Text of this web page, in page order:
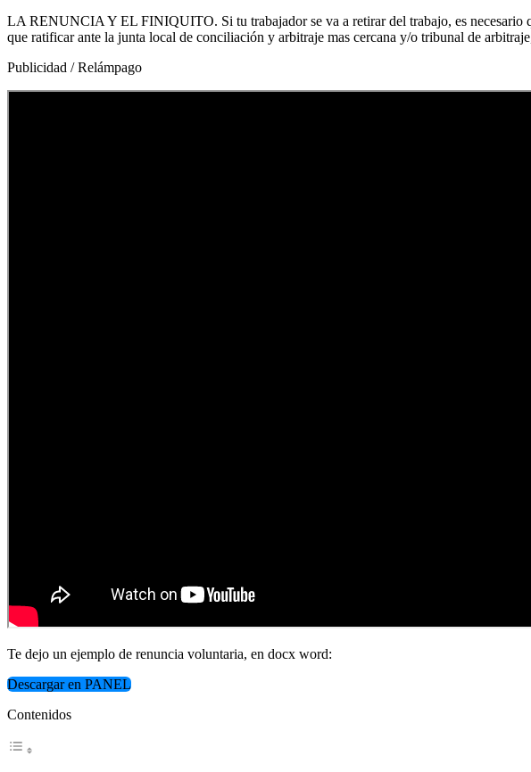
LA RENUNCIA Y EL FINIQUITO. Si tu trabajador se va a retirar del trabajo, es necesario
que ratificar ante la junta local de conciliación y arbitraje mas cercana y/o tribunal de
Publicidad / Relámpago
Te dejo un ejemplo de renuncia voluntaria, en docx word:
Descargar en PANEL
Contenidos